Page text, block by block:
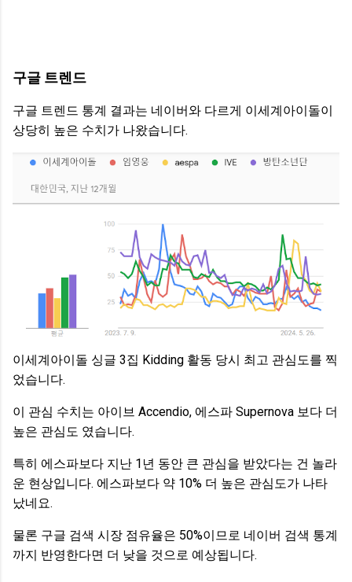
구글 트렌드
구글 트렌드 통계 결과는 네이버와 다르게 이세계아이돌이
상당히 높은 수치가 나왔습니다.
이세계아이돌 싱글 3집 Kidding 활동 당시 최고 관심도를 찍
었습니다.
이 관심 수치는 아이브 Accendio, 에스파 Supernova 보다 더
높은 관심도 였습니다.
특히 에스파보다 지난 1년 동안 큰 관심을 받았다는 건 놀라
운 현상입니다. 에스파보다 약 10% 더 높은 관심도가 나타
났네요.
물론 구글 검색 시장 점유율은 50%이므로 네이버 검색 통계
까지 반영한다면 더 낮을 것으로 예상됩니다.